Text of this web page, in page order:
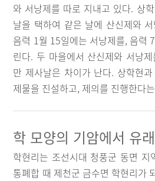
와 서낭제를 따로 지내고 있다. 상
날을 택하여 같은 날에 산신제와
음력 1월 15일에는 서낭제를, 음력
린다. 두 마을에서 산신제와 서낭
만 제사날은 차이가 난다. 상학현
제물을 진설하고, 제의를 진행한다
학 모양의 기암에서 유
학현리는 조선시대 청풍군 동면 지
통폐합 때 제천군 금수면 학현리가